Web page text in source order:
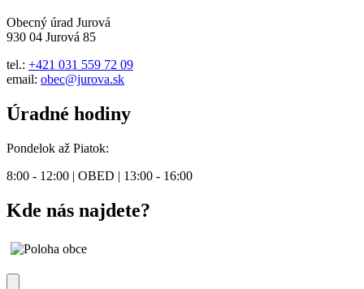
Obecný úrad Jurová
930 04 Jurová 85
tel.: +421 031 559 72 09
email: obec@jurova.sk
Úradné hodiny
Pondelok až Piatok:
8:00 - 12:00 | OBED | 13:00 - 16:00
Kde nás najdete?